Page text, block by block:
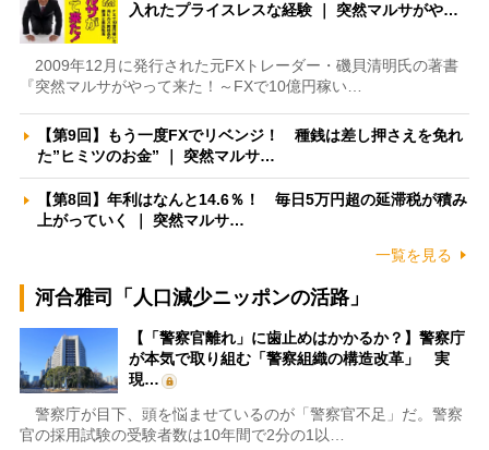
入れたプライスレスな経験 ｜ 突然マルサがや…
2009年12月に発行された元FXトレーダー・磯貝清明氏の著書
『突然マルサがやって来た！～FXで10億円稼い…
【第9回】もう一度FXでリベンジ！ 種銭は差し押さえを免れ
た”ヒミツのお金” ｜ 突然マルサ…
【第8回】年利はなんと14.6％！ 毎日5万円超の延滞税が積み
上がっていく ｜ 突然マルサ…
一覧を見る
河合雅司「人口減少ニッポンの活路」
【「警察官離れ」に歯止めはかかるか？】警察庁
が本気で取り組む「警察組織の構造改革」 実
現…
警察庁が目下、頭を悩ませているのが「警察官不足」だ。警察
官の採用試験の受験者数は10年間で2分の1以…